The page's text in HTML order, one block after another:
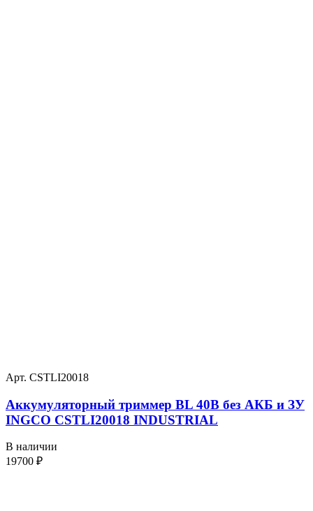
Арт. CSTLI20018
Аккумуляторный триммер BL 40В без АКБ и ЗУ
INGCO CSTLI20018 INDUSTRIAL
В наличии
19700 ₽